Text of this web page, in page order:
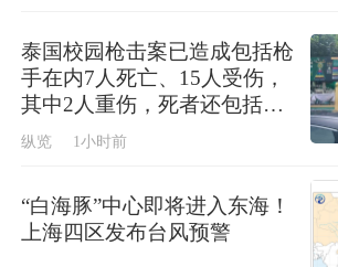
泰国校园枪击案已造成包括枪
手在内7人死亡、15人受伤，
其中2人重伤，死者还包括3
名教师和3名学生
纵览 1小时前
“白海豚”中心即将进入东海！
上海四区发布台风预警